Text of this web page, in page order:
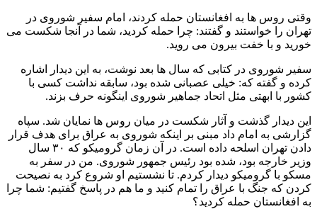
وقتی روس ها به افغانستان حمله کردند، امام سفیر شوروی در
تهران را خواستند و گفتند: چرا حمله کردید، شما در آنجا شکست می
خورید و با خفت بیرون می روید.
سفیر شوروی در کتابی که سال ها بعد نوشت، به این دیدار اشاره
کرده و گفته که: خیلی عصبانی شده بود، سابقه نداشت کسی با
کشور با ابهتی مثل اتحاد جماهیر شوروی اینگونه حرف بزند.
این دیدار گذشت و آثار شکست در میان روس ها نمایان شد. سپاه
گزارشی به امام داد مبنی بر اینکه شوروی به عراق برای هدف قرار
دادن تهران اسلحه داده است. در آن زمان گرومیکو که ۳۰ سال
وزیر خارجه بود، شده بود رئیس جمهور شوروی. من در سفر به
مسکو با گرومیکو دیدار کردم. تا نشستیم او شروع کرد به نصیحت
کردن که جنگ با عراق را تمام کنید و ما هم در پاسخ گفتیم: شما چرا
به افغانستان حمله کردید؟